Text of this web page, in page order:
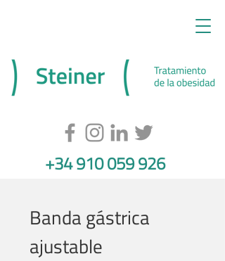
+34 910 059 926
Banda gástrica
ajustable